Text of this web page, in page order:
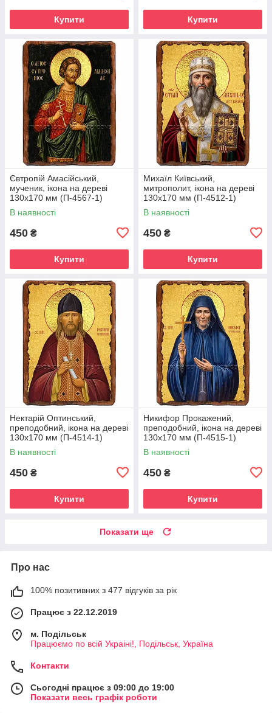
Купити Купити
Євтропій Амасійський,
мученик, ікона на дереві
130х170 мм (П-4567-1)
В наявності
450 ₴
Купити
Михаїл Київський,
митрополит, ікона на дереві
130х170 мм (П-4512-1)
В наявності
450 ₴
Купити
Нектарій Оптинський,
преподобний, ікона на дереві
130х170 мм (П-4514-1)
В наявності
450 ₴
Купити
Никифор Прокажений,
преподобний, ікона на дереві
130х170 мм (П-4515-1)
В наявності
450 ₴
Купити
Показати ще
Про нас
100% позитивних з 477 відгуків за рік
Працює з 22.12.2019
м. Подільськ
Працюємо по всій Украіні!, Подільськ, Україна
Контакти
Сьогодні працює з 09:00 до 19:00
Показати весь графік роботи